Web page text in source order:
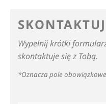
Wypełnij krótki
skontaktuje się z Tobą.
*Oznacza pole